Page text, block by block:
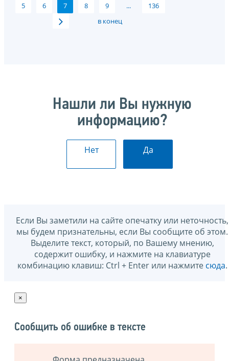
5
6 7 8 9 ...
136
в конец
Нашли ли Вы нужную
информацию?
Нет Да
Если Вы заметили на сайте опечатку или неточность,
мы будем признательны, если Вы сообщите об этом.
Выделите текст, который, по Вашему мнению,
содержит ошибку, и нажмите на клавиатуре
комбинацию клавиш: Ctrl + Enter или нажмите сюда.
×
Сообщить об ошибке в тексте